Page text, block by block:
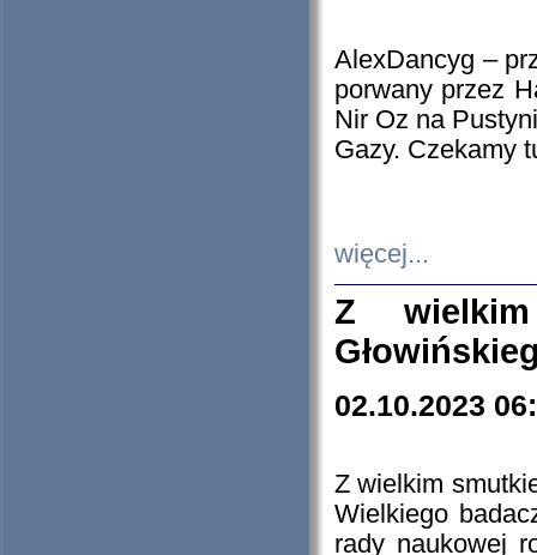
AlexDancyg –
porwany przez
Nir Oz na
Gazy. Czekamy
więcej...
Z
02.10.2023
Z wielkim
Wielkiego
rady naukowej